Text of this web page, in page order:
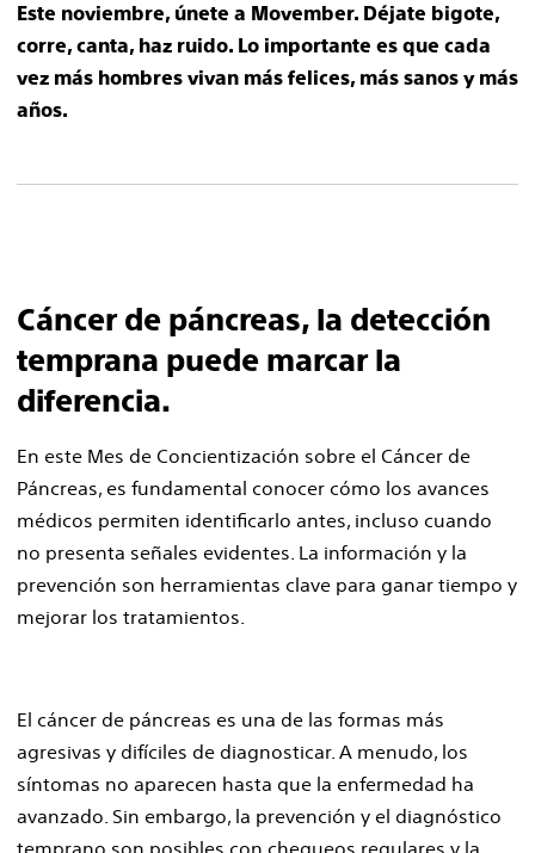
Este noviembre, únete a Movember. Déjate bigote,
corre, canta, haz ruido. Lo importante es que cada
vez más hombres vivan más felices, más sanos y más
años.
Cáncer de páncreas, la detección
temprana puede marcar la
diferencia.
En este Mes de Concientización sobre el Cáncer de
Páncreas, es fundamental conocer cómo los avances
médicos permiten identificarlo antes, incluso cuando
no presenta señales evidentes. La información y la
prevención son herramientas clave para ganar tiempo y
mejorar los tratamientos.
El cáncer de páncreas es una de las formas más
agresivas y difíciles de diagnosticar. A menudo, los
síntomas no aparecen hasta que la enfermedad ha
avanzado. Sin embargo, la prevención y el diagnóstico
temprano son posibles con chequeos regulares y la